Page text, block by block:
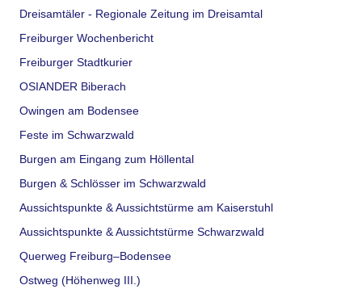
Dreisamtäler - Regionale Zeitung im Dreisamtal
Freiburger Wochenbericht
Freiburger Stadtkurier
OSIANDER Biberach
Owingen am Bodensee
Feste im Schwarzwald
Burgen am Eingang zum Höllental
Burgen & Schlösser im Schwarzwald
Aussichtspunkte & Aussichtstürme am Kaiserstuhl
Aussichtspunkte & Aussichtstürme Schwarzwald
Querweg Freiburg–Bodensee
Ostweg (Höhenweg III.)